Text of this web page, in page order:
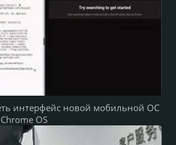
интерфейс новой мобильной ОС
OS